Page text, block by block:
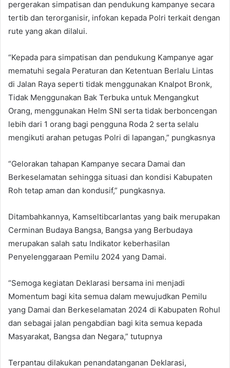
pergerakan simpatisan dan pendukung kampanye secara
tertib dan terorganisir, infokan kepada Polri terkait dengan
rute yang akan dilalui.
“Kepada para simpatisan dan pendukung Kampanye agar
mematuhi segala Peraturan dan Ketentuan Berlalu Lintas
di Jalan Raya seperti tidak menggunakan Knalpot Bronk,
Tidak Menggunakan Bak Terbuka untuk Mengangkut
Orang, menggunakan Helm SNI serta tidak berboncengan
lebih dari 1 orang bagi pengguna Roda 2 serta selalu
mengikuti arahan petugas Polri di lapangan,” pungkasnya
“Gelorakan tahapan Kampanye secara Damai dan
Berkeselamatan sehingga situasi dan kondisi Kabupaten
Roh tetap aman dan kondusif,” pungkasnya.
Ditambahkannya, Kamseltibcarlantas yang baik merupakan
Cerminan Budaya Bangsa, Bangsa yang Berbudaya
merupakan salah satu Indikator keberhasilan
Penyelenggaraan Pemilu 2024 yang Damai.
“Semoga kegiatan Deklarasi bersama ini menjadi
Momentum bagi kita semua dalam mewujudkan Pemilu
yang Damai dan Berkeselamatan 2024 di Kabupaten Rohul
dan sebagai jalan pengabdian bagi kita semua kepada
Masyarakat, Bangsa dan Negara,” tutupnya
Terpantau dilakukan penandatanganan Deklarasi,